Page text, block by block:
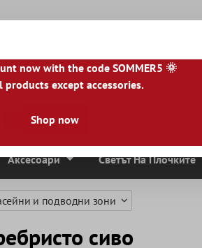
|FI|GR| RO|NO|HU|BG|HR
Плочи От Естествен Камък
Аксесоари Светът На Плочките
и подводни зони
сиво
now with the code SOMMER5 🌞
products except accessories.
Shop now